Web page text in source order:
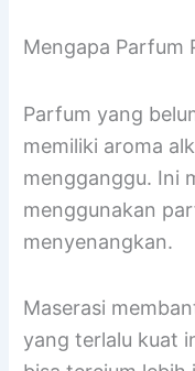
Mengapa Parfum
Parfum yang
memiliki aroma
mengganggu. Ini
menggunakan
menyenangkan.
Maserasi
yang terlalu kuat